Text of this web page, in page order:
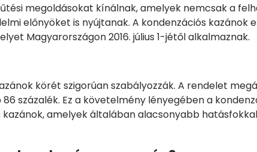
megoldásokat kínálnak, amelyek nemcsak a
előnyöket is nyújtanak. A kondenzációs kazánok
Magyarországon 2016. július 1-jétől alkalmaznak.
körét szigorúan szabályozzák. A rendelet
százalék. Ez a követelmény lényegében a
amelyek általában alacsonyabb